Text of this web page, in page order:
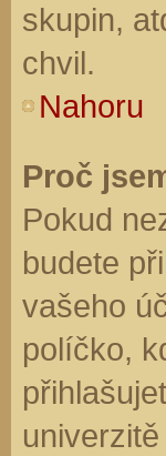
skupin,
chvil.
Nahoru
Proč
Pokud
budete
vašeho
políčko,
univerzitě